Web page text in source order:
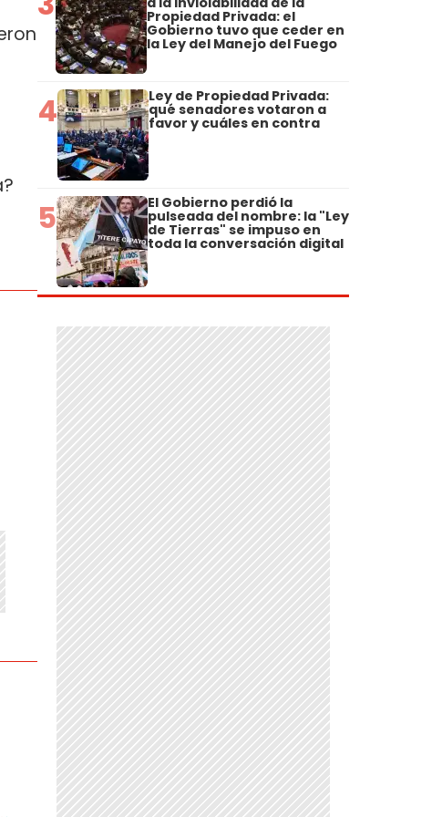
Propiedad Privada: el
Gobierno tuvo que ceder en
la Ley del Manejo del Fuego
4 Ley de Propiedad Privada:
qué senadores votaron a
favor y cuáles en contra
5 El Gobierno perdió la
pulseada del nombre: la "Ley
de Tierras" se impuso en
toda la conversación digital